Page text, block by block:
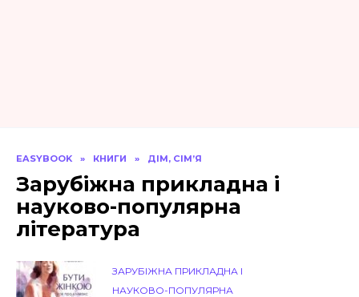
EASYBOOK » КНИГИ » ДІМ, СІМ’Я
Зарубіжна прикладна і
науково-популярна
література
ЗАРУБІЖНА ПРИКЛАДНА І
НАУКОВО-ПОПУЛЯРНА